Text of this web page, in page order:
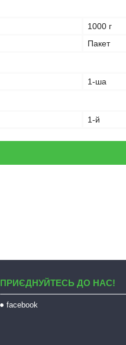
1000 г
Пакет
1-ша
1-й
ПРИЄДНУЙТЕСЬ ДО НАС!
facebook